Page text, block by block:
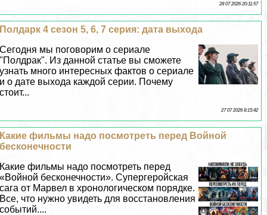
28 07 2026 20:11:57
Полдарк 4 сезон 5, 6, 7 серия: дата выхода
Сегодня мы поговорим о сериале
"Полдpaк". Из данной статье вы сможете
узнать много интересных фактов о сериале
и о дате выхода каждой серии. Почему
стоит...
27 07 2026 8:15:42
Какие фильмы надо посмотреть перед Войной
бесконечности
Какие фильмы надо посмотреть перед
«Войной бесконечности». Супергеройская
сага от Марвел в хронологическом порядке.
Все, что нужно увидеть для восстановления
событий....